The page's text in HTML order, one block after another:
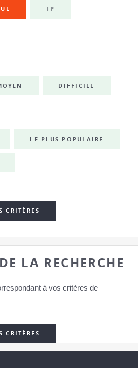
TP
DIFFICILE
LE PLUS POPULAIRE
CRITÈRES
LA RECHERCHE
à vos critères de
CRITÈRES